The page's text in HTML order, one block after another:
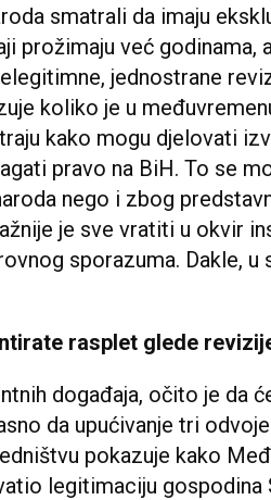
smatrali da imaju
prožimaju već godinama,
jednostrane
koliko je u
kako mogu djelovati
pravo na BiH. To se
nego i zbog
je sve vratiti u okvir
sporazuma. Dakle, u
rasplet glede
događaja, očito je da
da upućivanje tri
pokazuje kako
legitimaciju gospodina